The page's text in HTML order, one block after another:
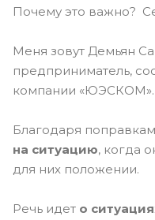
Почему это важно?
Меня зовут Демьян
предприниматель,
компании «ЮЭСКОМ».
Благодаря поправкам
на ситуацию, когда
для них положении.
Речь идет о